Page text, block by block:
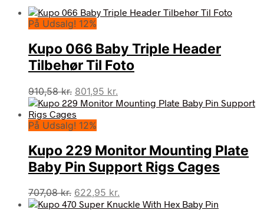
På Udsalg! 12%
Kupo 066 Baby Triple Header
Tilbehør Til Foto
910,58kr. Den
oprindelige
pris
var:
801,95 kr.
aktuelle
På Udsalg! 12%
Kupo 229 Monitor Mounting Plate
Baby Pin Support Rigs Cages
707,08kr. Den
oprindelige
622,95 kr.
aktuelle